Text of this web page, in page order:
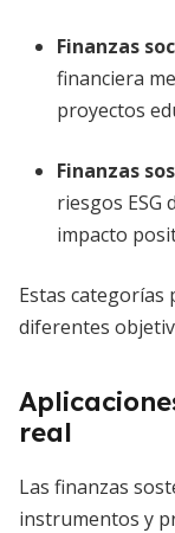
Finanzas
financiera
proyectos
Finanzas
riesgos
impacto
Estas
diferentes
real
Las finanzas
instrumentos y